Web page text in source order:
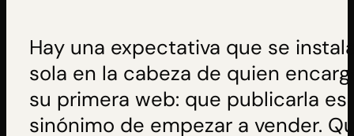
Hay una expectativa que se
sola en la cabeza de quien
su primera web: que publicarla es
sinónimo de empezar a vender.